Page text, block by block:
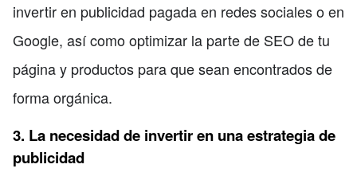
invertir en publicidad pagada en redes sociales o en
Google, así como optimizar la parte de SEO de tu
página y productos para que sean encontrados de
forma orgánica.
3. La necesidad de invertir en una estrategia de
publicidad